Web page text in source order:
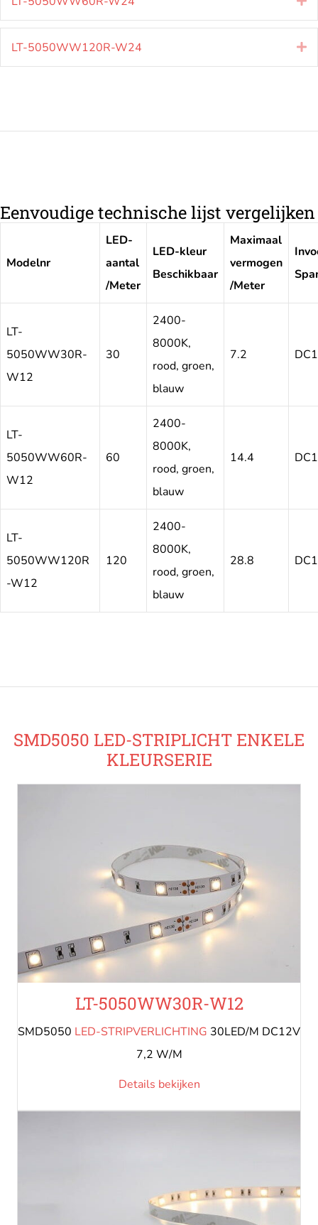
LT-5050WW120R-W24
Eenvoudige technische lijst vergelijken
Modelnr
LED-
aantal
/Meter
LED-kleur
Beschikbaar
Maximaal
vermogen
/Meter
LT-
5050WW30R-
W12
30
2400-
8000K,
rood, groen,
blauw
7.2
LT-
5050WW60R-
W12
60
2400-
8000K,
rood, groen,
blauw
14.4
LT-
5050WW120R
-W12
120
2400-
8000K,
rood, groen,
blauw
28.8
SMD5050 LED-STRIPLICHT ENKELE
KLEURSERIE
LT-5050WW30R-W12
SMD5050 LED-STRIPVERLICHTING 30LED/M DC12V
7,2 W/M
Details bekijken